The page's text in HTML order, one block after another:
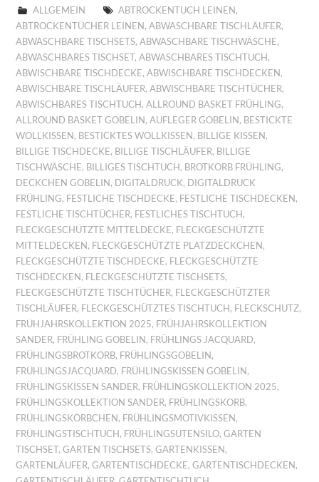
ALLGEMEIN ABTROCKENTUCH LEINEN ,
ABTROCKENTÜCHER LEINEN ,ABWASCHBARE TISCHLÄUFER,
ABWASCHBARE TISCHSETS,ABWASCHBARE TISCHWÄSCHE,
ABWASCHBARES TISCHSET,ABWASCHBARES TISCHTUCH ,
ABWISCHBARE TISCHDECKE,ABWISCHBARE TISCHDECKEN ,
ABWISCHBARE TISCHLÄUFER,ABWISCHBARE TISCHTÜCHER,
ABWISCHBARES TISCHTUCH ,ALLROUND BASKET FRÜHLING,
ALLROUND BASKET GOBELIN ,AUFLEGER GOBELIN , BESTICKTE
WOLLKISSEN , BESTICKTES WOLLKISSEN , BILLIGE KISSEN ,
BILLIGE TISCHDECKE, BILLIGE TISCHLÄUFER, BILLIGE
TISCHWÄSCHE, BILLIGES TISCHTUCH , BROTKORB FRÜHLING,
DECKCHEN GOBELIN , DIGITALDRUCK, DIGITALDRUCK
FRÜHLING, FESTLICHE TISCHDECKE, FESTLICHE TISCHDECKEN ,
FESTLICHE TISCHTÜCHER, FESTLICHES TISCHTUCH ,
FLECKGESCHÜTZTE MITTELDECKE, FLECKGESCHÜTZTE
MITTELDECKEN , FLECKGESCHÜTZTE PLATZDECKCHEN ,
FLECKGESCHÜTZTE TISCHDECKE, FLECKGESCHÜTZTE
TISCHDECKEN , FLECKGESCHÜTZTE TISCHSETS,
FLECKGESCHÜTZTE TISCHTÜCHER, FLECKGESCHÜTZTER
TISCHLÄUFER, FLECKGESCHÜTZTES TISCHTUCH , FLECKSCHUTZ,
FRÜHJAHRSKOLLEKTION 2025, FRÜHJAHRSKOLLEKTION
SANDER, FRÜHLING GOBELIN , FRÜHLINGS JACQUARD,
FRÜHLINGSBROTKORB, FRÜHLINGSGOBELIN ,
FRÜHLINGSJACQUARD, FRÜHLINGSKISSEN GOBELIN ,
FRÜHLINGSKISSEN SANDER, FRÜHLINGSKOLLEKTION 2025,
FRÜHLINGSKOLLEKTION SANDER, FRÜHLINGSKORB,
FRÜHLINGSKÖRBCHEN , FRÜHLINGSMOTIVKISSEN ,
FRÜHLINGSTISCHTUCH , FRÜHLINGSUTENSILO,GARTEN
TISCHSET,GARTEN TISCHSETS,GARTENKISSEN ,
GARTENLÄUFER,GARTENTISCHDECKE,GARTENTISCHDECKEN ,